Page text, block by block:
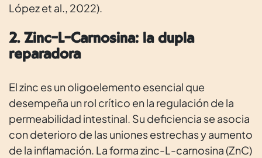
López et al., 2022).
2. Zinc-L-Carnosina: la dupla
reparadora
El zinc es un oligoelemento esencial que
desempeña un rol crítico en la regulación de la
permeabilidad intestinal. Su deficiencia se asocia
con deterioro de las uniones estrechas y aumento
de la inflamación. La forma zinc-L-carnosina (ZnC)